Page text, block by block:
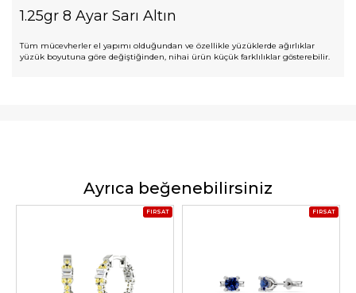
1.25gr 8 Ayar Sarı Altın
Tüm mücevherler el yapımı olduğundan ve özellikle yüzüklerde ağırlıklar
yüzük boyutuna göre değiştiğinden, nihai ürün küçük farklılıklar gösterebilir.
Ayrıca beğenebilirsiniz
FIRSAT FIRSAT